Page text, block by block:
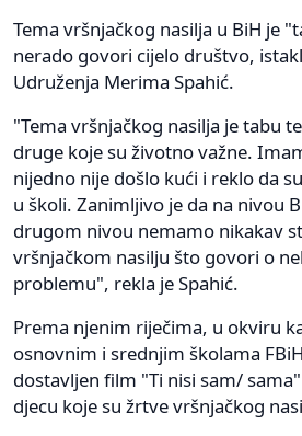
Tema vršnjačkog nasilja u BiH je
nerado govori cijelo društvo,
Udruženja Merima Spahić.
"Tema vršnjačkog nasilja je tabu
druge koje su životno važne.
nijedno nije došlo kući i reklo da
u školi. Zanimljivo je da na nivou
drugom nivou nemamo nikakav
vršnjačkom nasilju što govori o
problemu", rekla je Spahić.
Prema njenim riječima, u okviru
osnovnim i srednjim školama
dostavljen film "Ti nisi sam/
djecu koje su žrtve vršnjačkog